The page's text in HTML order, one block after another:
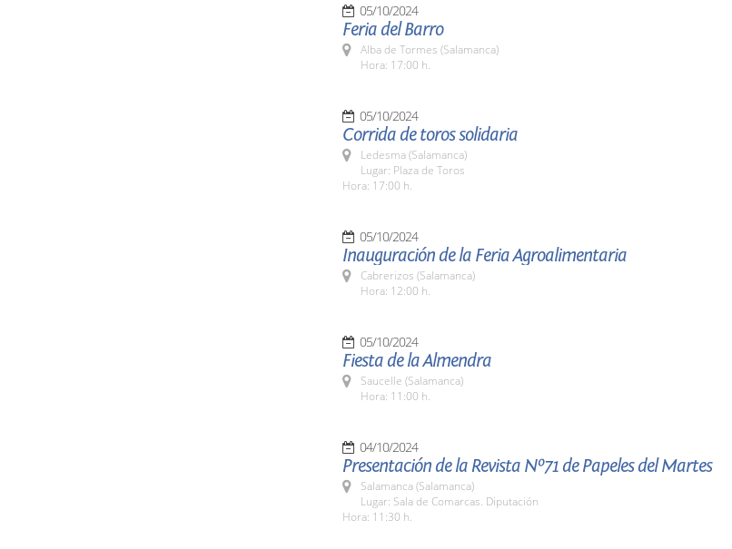
05/10/2024
Feria del Barro
Alba de Tormes (Salamanca)
Hora: 17:00 h.
05/10/2024
Corrida de toros solidaria
Ledesma (Salamanca)
Lugar: Plaza de Toros
Hora: 17:00 h.
05/10/2024
Inauguración de la Feria Agroalimentaria
Cabrerizos (Salamanca)
Hora: 12:00 h.
05/10/2024
Fiesta de la Almendra
Saucelle (Salamanca)
Hora: 11:00 h.
04/10/2024
Presentación de la Revista Nº71 de Papeles del Martes
Salamanca (Salamanca)
Lugar: Sala de Comarcas. Diputación
Hora: 11:30 h.